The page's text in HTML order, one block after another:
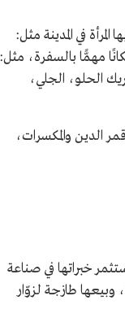
في المدينة مثل:
مهمًّا بالسفرة، مثل:
الحلو، الجلي،
الدين والمكسرات،
خبراتها في صناعة
وبيعها طازجة لزوّار